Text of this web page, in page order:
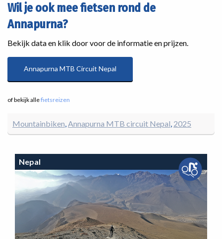
Wil je ook mee fietsen rond de
Annapurna?
Bekijk data en klik door voor de informatie en prijzen.
Annapurna MTB Circuit Nepal
of bekijk allefietsreizen
Mountainbiken Annapurna MTB circuit Nepal 2025
Nepal